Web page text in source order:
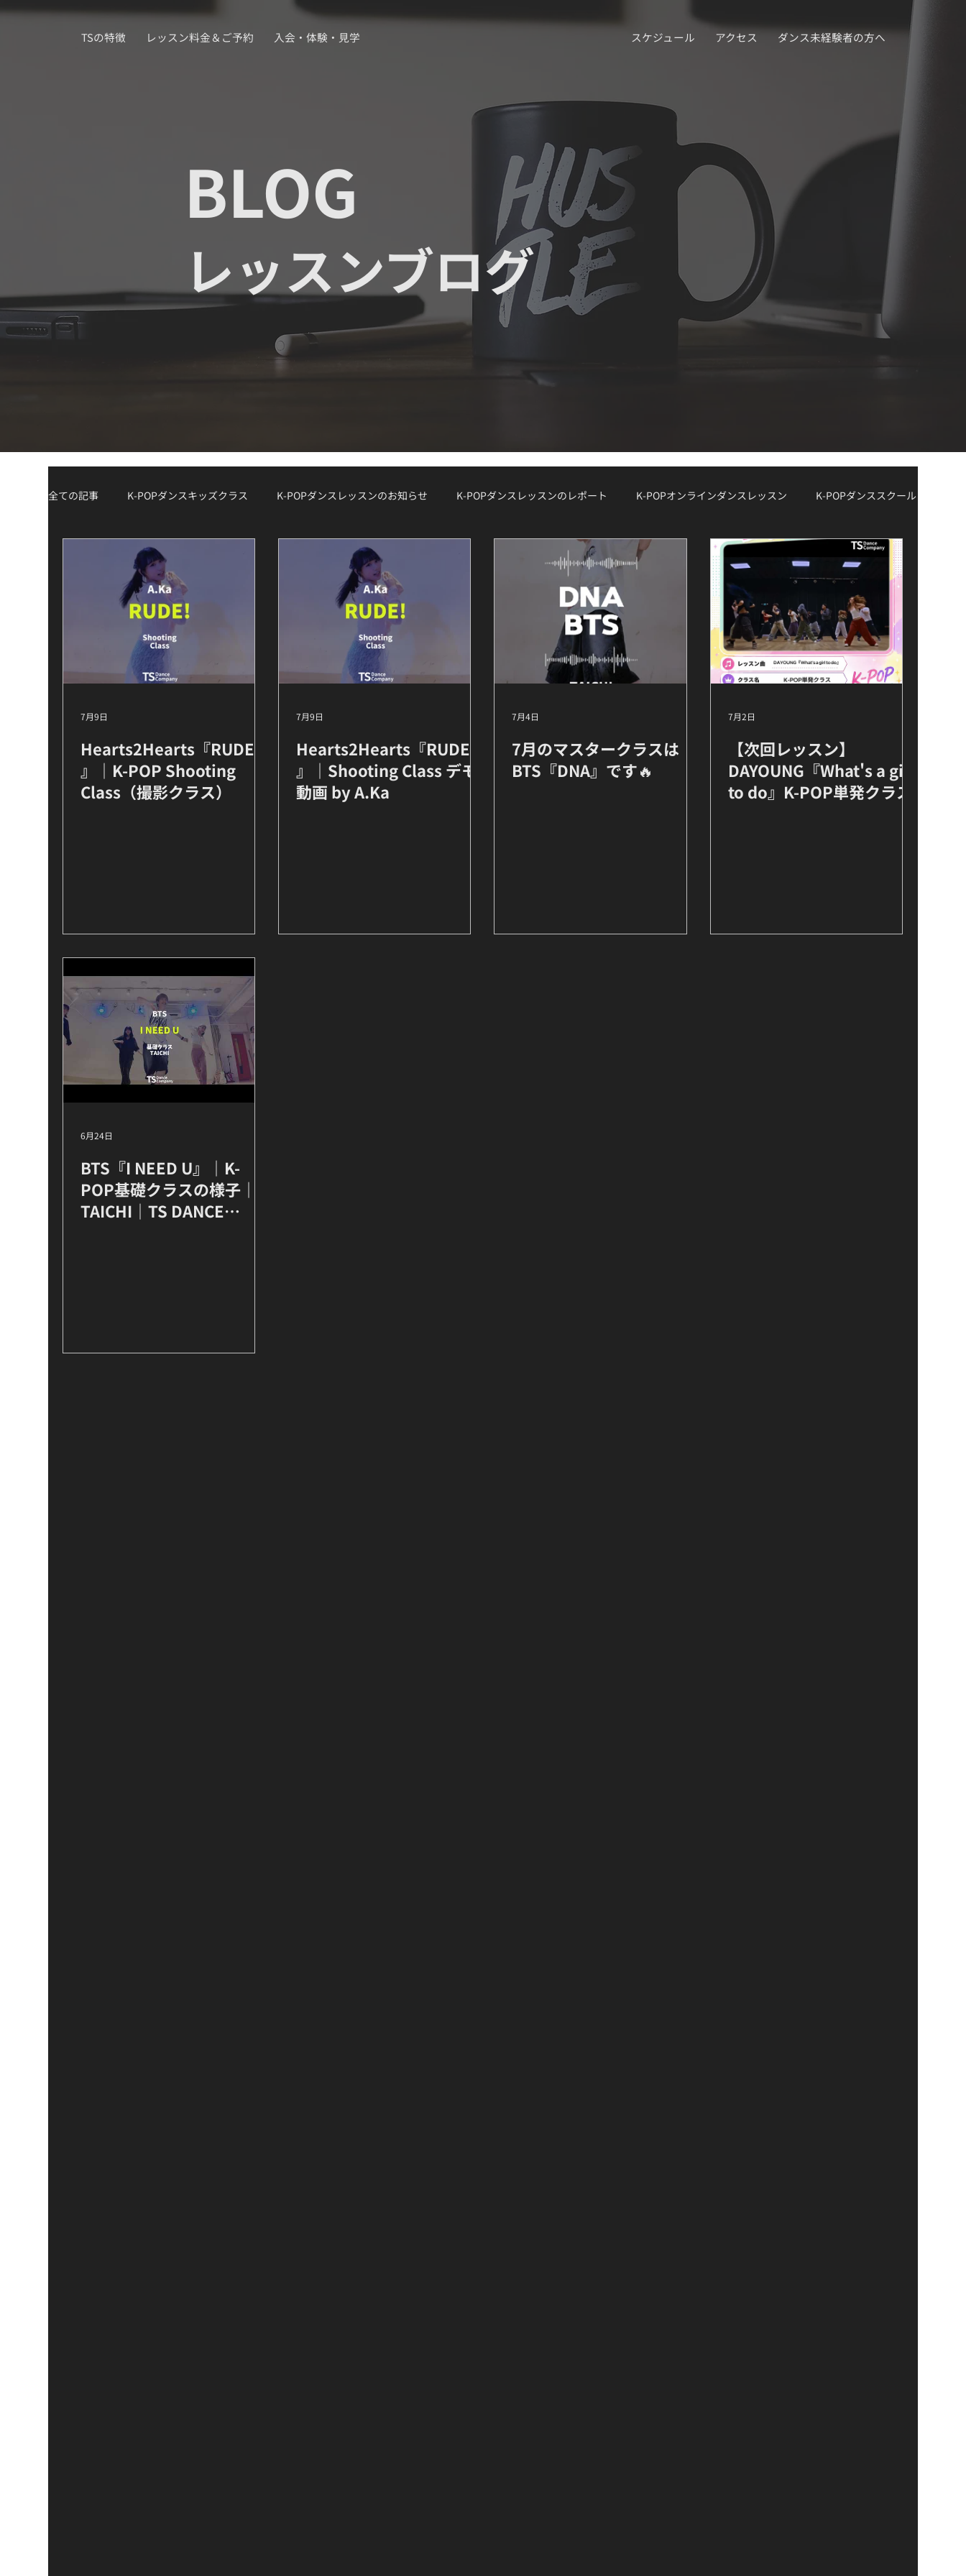
TSの特徴 レッスン料金＆ご予約 入会・体験・見学 スケジュール アクセス ダンス未経験者の方へ
BLOG
レッスンブログ
全ての記事 K-POPダンスキッズクラス K-POPダンスレッスンのお知らせ K-POPダンスレッスンのレポート K-POPオンラインダンスレッスン K-POPダンススクール
K-POPダンスジュニアクラス K-POPダンスWS（ワークショップ） 大手韓国事務所のオーディション情報 レッスン曲リクエスト大募集 デモ動画
Demo Track 講師紹介 / Instructor Spotlight ダンスコラム オーディション対策 K-POPボーカルクラス
Hearts2Hearts『RUDE!
』｜K-POP Shooting
Class（撮影クラス）
7月9日
Hearts2Hearts『RUDE!
』｜Shooting Class デモ
動画 by A.Ka
7月9日
7月のマスタークラスは
BTS『DNA』です🔥
7月4日
【次回レッスン】
DAYOUNG『What's a girl
to do』K-POP単発クラス
7月2日
BTS『I NEED U』｜K-
POP基礎クラスの様子｜
TAICHI｜TS DANCE
6月24日